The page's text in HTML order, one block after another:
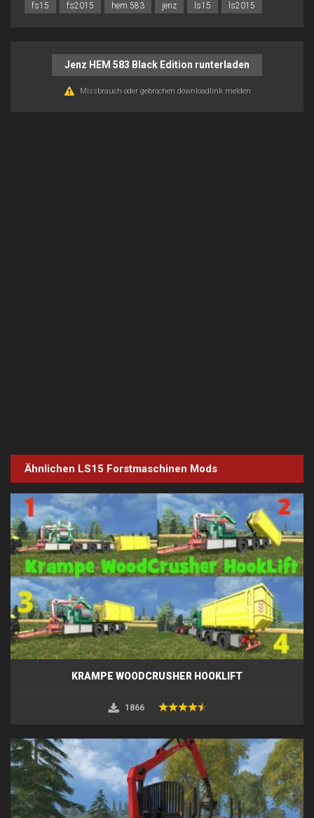
fs15 fs2015 hem 583 jenz ls15 ls2015
Jenz HEM 583 Black Edition runterladen
Missbrauch oder gebrochen downloadlink melden
Ähnlichen LS15 Forstmaschinen Mods
KRAMPE WOODCRUSHER HOOKLIFT
1866